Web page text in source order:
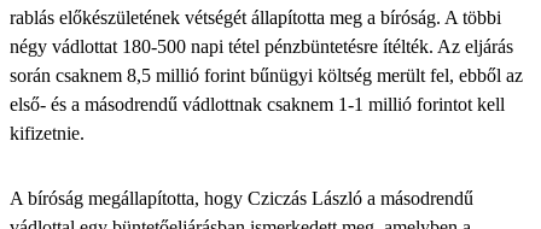
rablás előkészületének vétségét állapította meg a bíróság. A többi
négy vádlottat 180-500 napi tétel pénzbüntetésre ítélték. Az eljárás
során csaknem 8,5 millió forint bűnügyi költség merült fel, ebből az
első- és a másodrendű vádlottnak csaknem 1-1 millió forintot kell
kifizetnie.
A bíróság megállapította, hogy Cziczás László a másodrendű